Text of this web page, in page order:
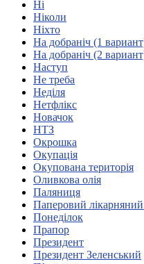
Київська
Харківська
Ні
Ніколи
Ніхто
На добраніч (1
На добраніч (2
Наступ
Не треба
Неділя
Нетфлікс
Новачок
НТЗ
Окрошка
Окупація
Окупована територія
Оливкова олія
Паляниця
Паперовий
Понеділок
Прапор
Президент
Президент Зеленський